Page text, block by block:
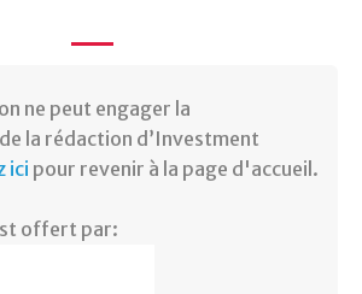
ne peut engager la
la rédaction d’Investment
ici pour revenir à la page d'accueil.
offert par: